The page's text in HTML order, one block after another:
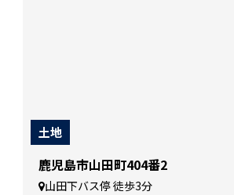
土地
鹿児島市山田町404番2
山田下バス停 徒歩3分